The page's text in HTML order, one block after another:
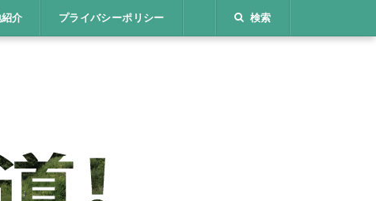
介 プライバシーポリシー 検索